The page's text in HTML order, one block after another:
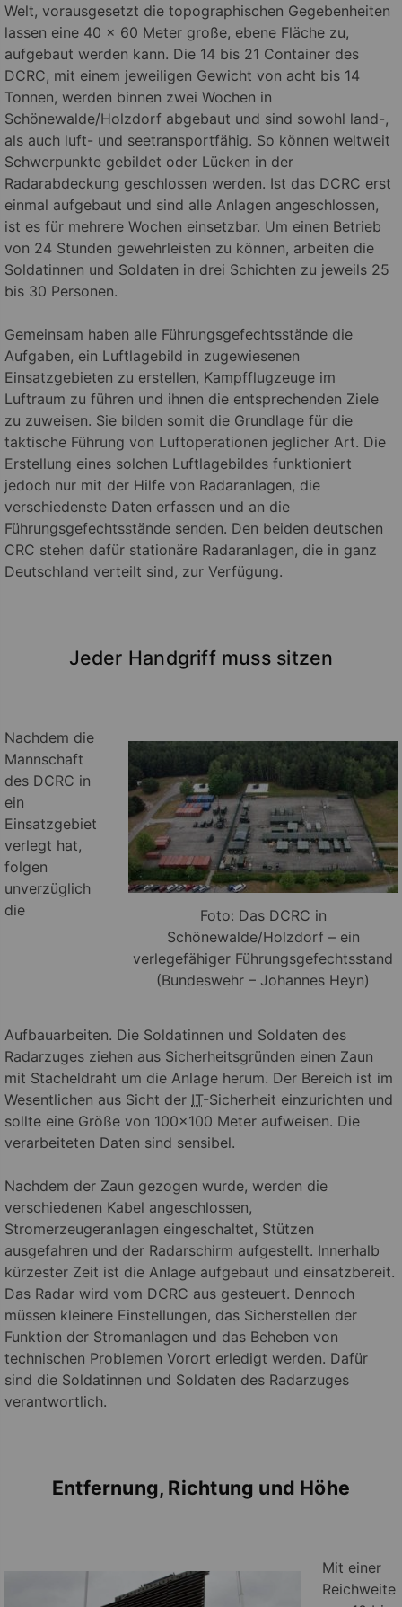
Welt, vorausgesetzt die topographischen Gegebenheiten
lassen eine 40 x 60 Meter große, ebene Fläche zu,
aufgebaut werden kann. Die 14 bis 21 Container des
DCRC, mit einem jeweiligen Gewicht von acht bis 14
Tonnen, werden binnen zwei Wochen in
Schönewalde/Holzdorf abgebaut und sind sowohl land-,
als auch luft- und seetransportfähig. So können weltweit
Schwerpunkte gebildet oder Lücken in der
Radarabdeckung geschlossen werden. Ist das DCRC erst
einmal aufgebaut und sind alle Anlagen angeschlossen,
ist es für mehrere Wochen einsetzbar. Um einen Betrieb
von 24 Stunden gewehrleisten zu können, arbeiten die
Soldatinnen und Soldaten in drei Schichten zu jeweils 25
bis 30 Personen.
Gemeinsam haben alle Führungsgefechtsstände die
Aufgaben, ein Luftlagebild in zugewiesenen
Einsatzgebieten zu erstellen, Kampfflugzeuge im
Luftraum zu führen und ihnen die entsprechenden Ziele
zu zuweisen. Sie bilden somit die Grundlage für die
taktische Führung von Luftoperationen jeglicher Art. Die
Erstellung eines solchen Luftlagebildes funktioniert
jedoch nur mit der Hilfe von Radaranlagen, die
verschiedenste Daten erfassen und an die
Führungsgefechtsstände senden. Den beiden deutschen
CRC stehen dafür stationäre Radaranlagen, die in ganz
Deutschland verteilt sind, zur Verfügung.
Jeder Handgriff muss sitzen
Foto: Das DCRC in
Schönewalde/Holzdorf – ein
verlegefähiger Führungsgefechtsstand
(Bundeswehr – Johannes Heyn)
Nachdem die
Mannschaft
des DCRC in
ein
Einsatzgebiet
verlegt hat,
folgen
unverzüglich
die
Aufbauarbeiten. Die Soldatinnen und Soldaten des
Radarzuges ziehen aus Sicherheitsgründen einen Zaun
mit Stacheldraht um die Anlage herum. Der Bereich ist im
Wesentlichen aus Sicht der IT-Sicherheit einzurichten und
sollte eine Größe von 100×100 Meter aufweisen. Die
verarbeiteten Daten sind sensibel.
Nachdem der Zaun gezogen wurde, werden die
verschiedenen Kabel angeschlossen,
Stromerzeugeranlagen eingeschaltet, Stützen
ausgefahren und der Radarschirm aufgestellt. Innerhalb
kürzester Zeit ist die Anlage aufgebaut und einsatzbereit.
Das Radar wird vom DCRC aus gesteuert. Dennoch
müssen kleinere Einstellungen, das Sicherstellen der
Funktion der Stromanlagen und das Beheben von
technischen Problemen Vorort erledigt werden. Dafür
sind die Soldatinnen und Soldaten des Radarzuges
verantwortlich.
Entfernung, Richtung und Höhe
Mit einer
Reichweite